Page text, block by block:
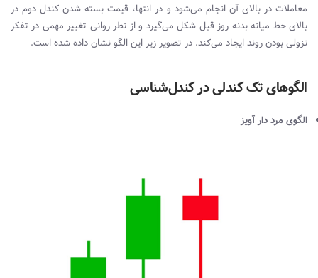
معاملات در بالای آن انجام می‌شود و در انتها، قیمت بسته شدن کندل دوم در
بالای خط میانه بدنه روز قبل شکل می‌گیرد و از نظر روانی تغییر مهمی در تفکر
نزولی بودن روند ایجاد می‌کند. در تصویر زیر این الگو نشان داده شده است.
الگوهای تک کندلی در کندل‌شناسی
الگوی مرد دار آویز